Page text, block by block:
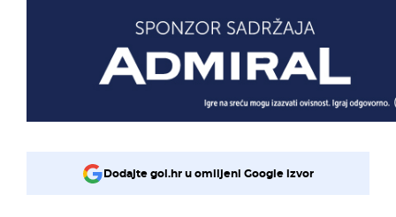
Dodajte gol.hr u omiljeni Google izvor